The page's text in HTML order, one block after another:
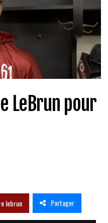
LeBrun pour
lebrun Partager